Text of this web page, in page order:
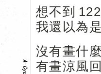
想不到
我還以為
沒有畫什
有畫涼風